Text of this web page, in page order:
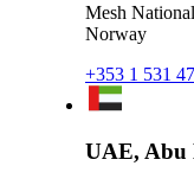
Mesh
Norway
+353 1 531
UAE, Abu